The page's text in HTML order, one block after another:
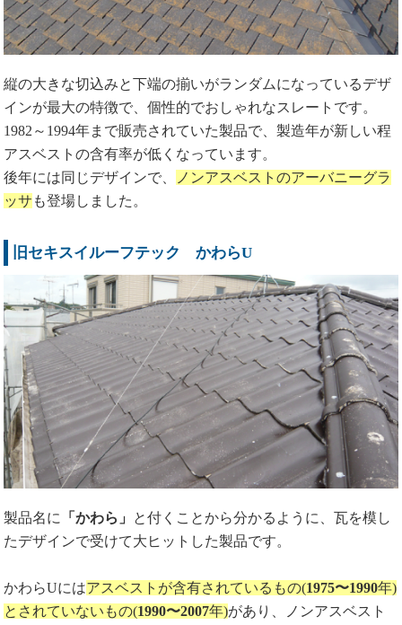
縦の大きな切込みと下端の揃いがランダムになっているデザ
インが最大の特徴で、個性的でおしゃれなスレートです。
1982～1994年まで販売されていた製品で、製造年が新しい程
アスベストの含有率が低くなっています。
後年には同じデザインで、
ノンアスベストのアーバニーグラ
ッサ も登場しました。
旧セキスイルーフテック かわらU
製品名に 「かわら」 と付くことから分かるように、瓦を模し
たデザインで受けて大ヒットした製品です。
かわらUにはアスベストが含有されているもの(1975〜1990年)
とされていないもの(1990〜2007年)があり、ノンアスベスト